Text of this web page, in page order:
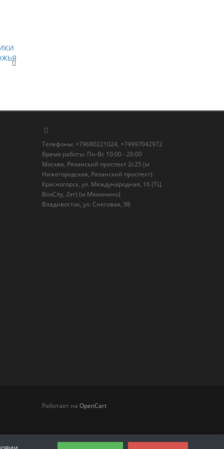
Телефоны: +79680221024, +74997042972
Время работы: Пн-Вс 10:00 - 20:00
Москва, Рязанский проспект 2с25 (м
Нижегородская, Рязанский проспект)
Красногорск, ул. Международная, 16 (ТЦ
BoxСity, 2эт) (м Мякинино)
Владивосток, ул. Снеговая, 98
Работает на OpenCart
Интернет-магазин God of Road © 2014 –